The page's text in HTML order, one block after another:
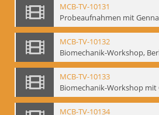
MCB-TV-10131
MCB-TV-10132
MCB-TV-10133
MCB-TV-10134